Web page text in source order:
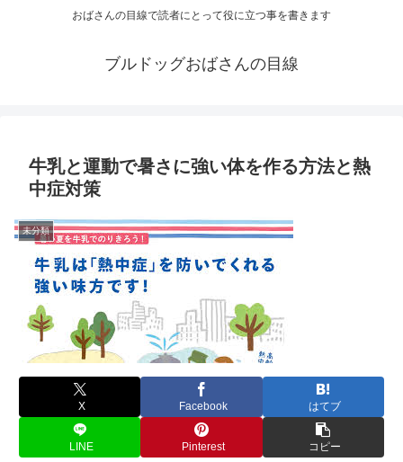
おばさんの目線で読者にとって役に立つ事を書きます
ブルドッグおばさんの目線
牛乳と運動で暑さに強い体を作る方法と熱
中症対策
未分類
X Facebook はてブ
LINE Pinterest コピー